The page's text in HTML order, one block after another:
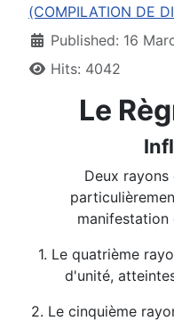
(COMPILATION DE
Published: 16
Hits: 4042
Le
Deux
manifestation
1. Le quatrième
d'unité,
2. Le cinquième